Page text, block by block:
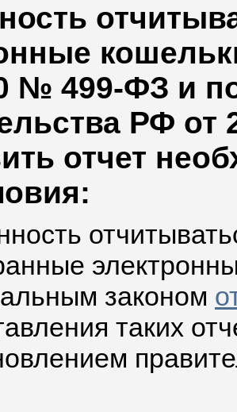
№ 499-ФЗ и
РФ от
отчет
законом
таких